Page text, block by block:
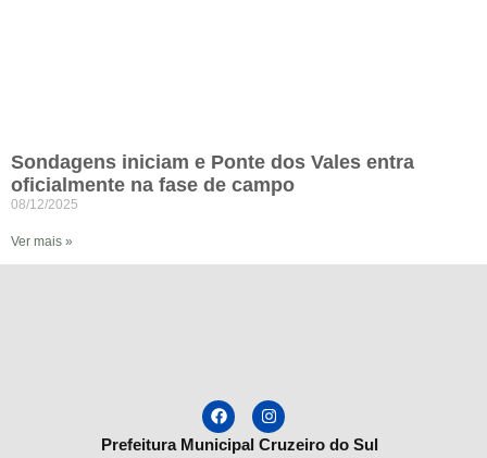
Sondagens iniciam e Ponte dos Vales entra
oficialmente na fase de campo
08/12/2025
Ver mais »
Prefeitura Municipal Cruzeiro do Sul